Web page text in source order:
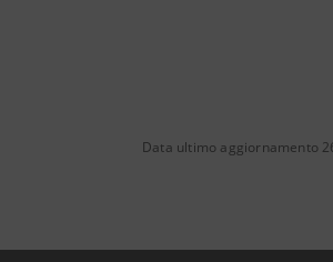
Data ultimo aggiornamento